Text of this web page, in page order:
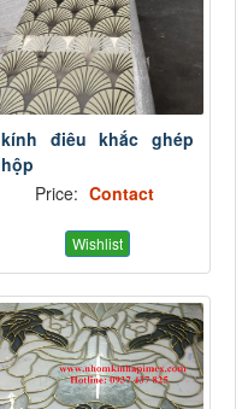
kính điêu khắc ghép
hộp
Price: Contact
Wishlist